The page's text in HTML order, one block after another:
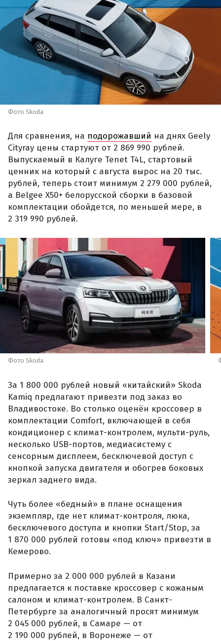
Фото Skoda
Для сравнения, на подорожавший на днях Geely
Cityray цены стартуют от 2 869 990 рублей.
Выпускаемый в Калуге Tenet T4L, стартовый
ценник на который с августа вырос на 20 тыс.
рублей, теперь стоит минимум 2 279 000 рублей,
а Belgee X50+ белорусской сборки в базовой
комплектации обойдется, по меньшей мере, в
2 319 990 рублей.
Фото Skoda
За 1 800 000 рублей новый «китайский» Skoda
Kamiq предлагают привезти под заказ во
Владивостоке. Во столько оценён кроссовер в
комплектации Comfort, включающей в себя
кондиционер с климат-контролем, мульти-руль,
несколько USB-портов, медиасистему с
сенсорным дисплеем, бесключевой доступ с
кнопкой запуска двигателя и обогрев боковых
зеркал заднего вида.
Чуть более «бедный» в плане оснащения
экземпляр, где нет климат-контроля, люка,
бесключевого доступа и кнопки Start/Stop, за
1 870 000 рублей готовы «под ключ» привезти в
Кемерово.
Примерно за 2 000 000 рублей в Казани
предлагается к поставке кроссовер с кожаным
салоном и климат-контролем. В Санкт-
Петербурге за аналогичный просят минимум
2 045 000 рублей, в Самаре — от
2 190 000 рублей, в Воронеже — от